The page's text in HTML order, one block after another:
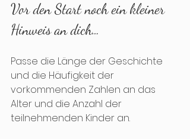
Vor den Start noch ein kleiner
Hinweis an dich…
Passe die Länge der Geschichte
und die Häufigkeit der
vorkommenden Zahlen an das
Alter und die Anzahl der
teilnehmenden Kinder an.